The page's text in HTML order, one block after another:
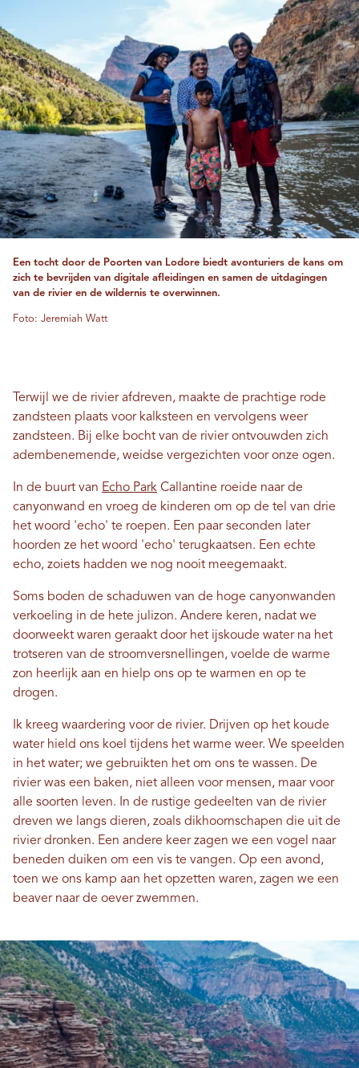
Een tocht door de Poorten van Lodore biedt avonturiers de kans om
zich te bevrijden van digitale afleidingen en samen de uitdagingen
van de rivier en de wildernis te overwinnen.
Foto: Jeremiah Watt
Terwijl we de rivier afdreven, maakte de prachtige rode
zandsteen plaats voor kalksteen en vervolgens weer
zandsteen. Bij elke bocht van de rivier ontvouwden zich
adembenemende, weidse vergezichten voor onze ogen.
In de buurt van Echo Park Callantine roeide naar de
canyonwand en vroeg de kinderen om op de tel van drie
het woord 'echo' te roepen. Een paar seconden later
hoorden ze het woord 'echo' terugkaatsen. Een echte
echo, zoiets hadden we nog nooit meegemaakt.
Soms boden de schaduwen van de hoge canyonwanden
verkoeling in de hete julizon. Andere keren, nadat we
doorweekt waren geraakt door het ijskoude water na het
trotseren van de stroomversnellingen, voelde de warme
zon heerlijk aan en hielp ons op te warmen en op te
drogen.
Ik kreeg waardering voor de rivier. Drijven op het koude
water hield ons koel tijdens het warme weer. We speelden
in het water; we gebruikten het om ons te wassen. De
rivier was een baken, niet alleen voor mensen, maar voor
alle soorten leven. In de rustige gedeelten van de rivier
dreven we langs dieren, zoals dikhoornschapen die uit de
rivier dronken. Een andere keer zagen we een vogel naar
beneden duiken om een ​​vis te vangen. Op een avond,
toen we ons kamp aan het opzetten waren, zagen we een
beaver naar de oever zwemmen.